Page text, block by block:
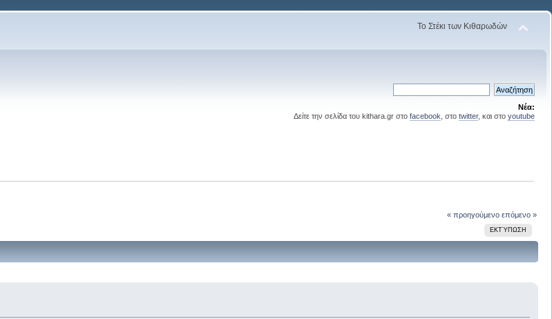
Το Στέκι των Κιθαρωδών
Νέα:
Δείτε την σελίδα του kithara.gr στο facebook , στο twitter, και στο youtube
« προηγούμενο επόμενο »
ΕΚΤΎΠΩΣΗ